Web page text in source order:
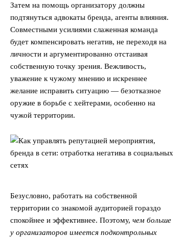
Затем на помощь организатору должны
подтянуться адвокаты бренда, агенты влияния.
Совместными усилиями слаженная команда
будет компенсировать негатив, не переходя на
личности и аргументированно отстаивая
собственную точку зрения. Вежливость,
уважение к чужому мнению и искреннее
желание исправить ситуацию — безотказное
оружие в борьбе с хейтерами, особенно на
чужой территории.
Безусловно, работать на собственной
территории со знакомой аудиторией гораздо
спокойнее и эффективнее. Поэтому, чем больше
у организаторов имеется подконтрольных